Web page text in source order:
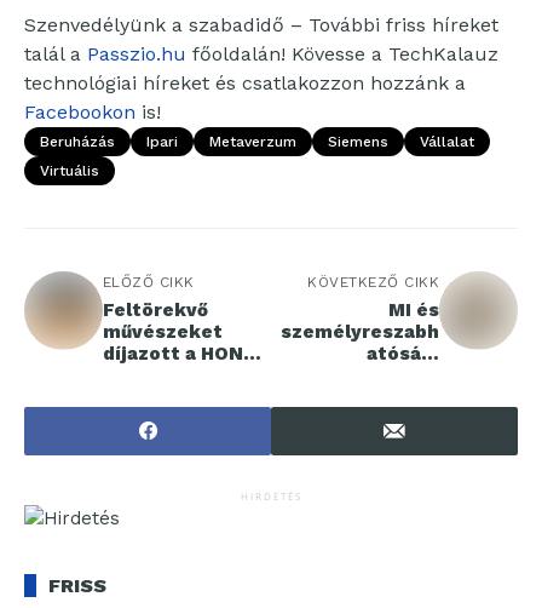
Szenvedélyünk a szabadidő – További friss híreket
talál a Passzio.hu főoldalán! Kövesse a TechKalauz
technológiai híreket és csatlakozzon hozzánk a
Facebookon is!
Beruházás Ipari Metaverzum Siemens
Vállalat
Virtuális
ELŐZŐ CIKK
Feltörekvő
művészeket
díjazott a HONOR
KÖVETKEZŐ CIKK
MI és
személyreszabh
atósági
HIRDETÉS
FRISS